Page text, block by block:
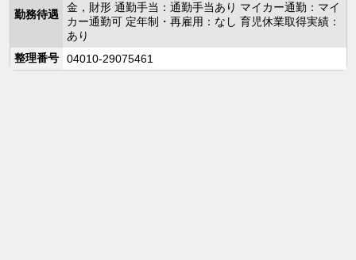
勤務待遇
金，財形 通勤手当：通勤手当あり マイカー通勤：マイ
カー通勤可 定年制・再雇用：なし 育児休業取得実績：
あり
整理番号
04010-29075461